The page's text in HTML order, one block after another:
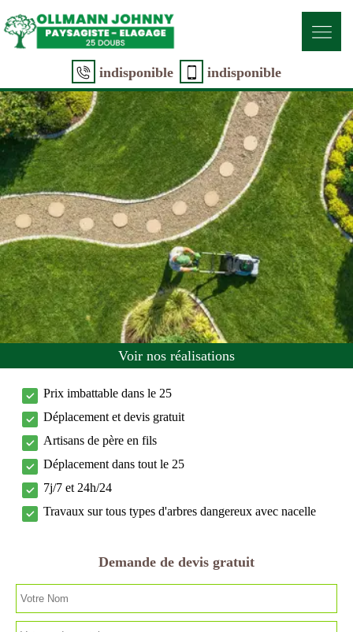
indisponible indisponible
Voir nos réalisations
Prix imbattable dans le 25
Déplacement et devis gratuit
Artisans de père en fils
Déplacement dans tout le 25
7j/7 et 24h/24
Travaux sur tous types d'arbres dangereux avec nacelle
Demande de devis gratuit